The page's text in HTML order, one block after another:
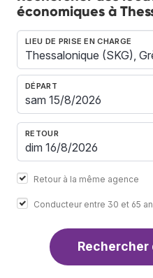
économiques à
LIEU DE PRISE EN CHARGE
DÉPART
RETOUR
Retour à la même agence
Conducteur entre 30 et 65
Rechercher